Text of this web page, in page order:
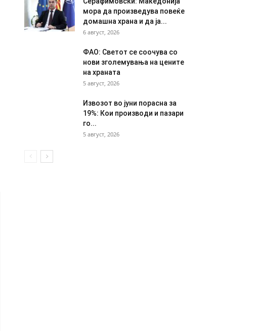
мора да произведува повеќе
домашна храна и да ја...
6 август, 2026
ФАО: Светот се соочува со
нови зголемувања на цените
на храната
5 август, 2026
Извозот во јуни порасна за
19%: Кои производи и пазари
го...
5 август, 2026